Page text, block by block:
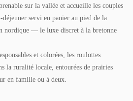
sur la vallée et accueille les couples
servi en panier au pied de la
nordique — le luxe discret à la bretonne
et colorées, les roulottes
la ruralité locale, entourées de prairies
en famille ou à deux.